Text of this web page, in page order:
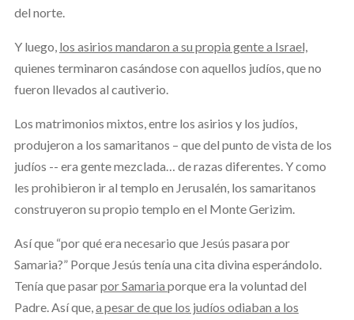
del norte.
Y luego, los asirios mandaron a su propia gente a Israel,
quienes terminaron casándose con aquellos judíos, que no
fueron llevados al cautiverio.
Los matrimonios mixtos, entre los asirios y los judíos,
produjeron a los samaritanos – que del punto de vista de los
judíos -- era gente mezclada… de razas diferentes. Y como
les prohibieron ir al templo en Jerusalén, los samaritanos
construyeron su propio templo en el Monte Gerizim.
Así que “por qué era necesario que Jesús pasara por
Samaria?” Porque Jesús tenía una cita divina esperándolo.
Tenía que pasarpor Samaria porque era la voluntad del
Padre. Así que,a pesar de que los judíos odiaban a los